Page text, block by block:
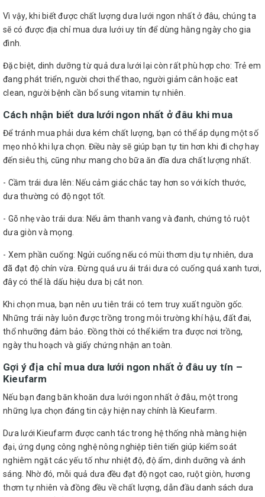
Vì vậy, khi biết được chất lượng dưa lưới ngon nhất ở đâu, chúng ta
sẽ có được địa chỉ mua dưa lưới uy tín để dùng hằng ngày cho gia
đình.
Đặc biệt, dinh dưỡng từ quả dưa lưới lại còn rất phù hợp cho: Trẻ em
đang phát triển, người chơi thể thao, người giảm cân hoặc eat
clean, người bệnh cần bổ sung vitamin tự nhiên.
Cách nhận biết dưa lưới ngon nhất ở đâu khi mua
Để tránh mua phải dưa kém chất lượng, bạn có thể áp dụng một số
mẹo nhỏ khi lựa chọn. Điều này sẽ giúp bạn tự tin hơn khi đi chợ hay
đến siêu thị, cũng như mang cho bữa ăn đĩa dưa chất lượng nhất.
- Cầm trái dưa lên: Nếu cảm giác chắc tay hơn so với kích thước,
dưa thường có độ ngọt tốt.
- Gõ nhẹ vào trái dưa: Nếu âm thanh vang và đanh, chứng tỏ ruột
dưa giòn và mọng.
- Xem phần cuống: Ngửi cuống nếu có mùi thơm dịu tự nhiên, dưa
đã đạt độ chín vừa. Đừng quá ưu ái trái dưa có cuống quá xanh tươi,
đây có thể là dấu hiệu dưa bị cắt non.
Khi chọn mua, bạn nên ưu tiên trái có tem truy xuất nguồn gốc.
Những trái này luôn được trồng trong môi trường khí hậu, đất đai,
thổ nhưỡng đảm bảo. Đồng thời có thể kiểm tra được nơi trồng,
ngày thu hoạch và giấy chứng nhận an toàn.
Gợi ý địa chỉ mua dưa lưới ngon nhất ở đâu uy tín –
Kieufarm
Nếu bạn đang băn khoăn dưa lưới ngon nhất ở đâu, một trong
những lựa chọn đáng tin cậy hiện nay chính là Kieufarm.
Dưa lưới Kieufarm được canh tác trong hệ thống nhà màng hiện
đại, ứng dụng công nghệ nông nghiệp tiên tiến giúp kiểm soát
nghiêm ngặt các yếu tố như nhiệt độ, độ ẩm, dinh dưỡng và ánh
sáng. Nhờ đó, mỗi quả dưa đều đạt độ ngọt cao, ruột giòn, hương
thơm tự nhiên và đồng đều về chất lượng, dẫn đầu danh sách dưa